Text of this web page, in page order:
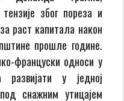
због пореза и
раст капитала након
прошле године.
француски односи у
у једној
снажним утицајем